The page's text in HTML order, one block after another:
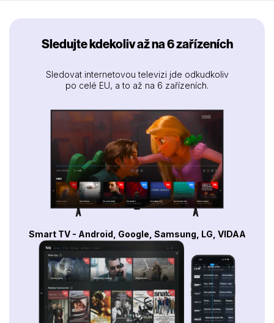
Sledujte kdekoliv až na 6 zařízeních
Sledovat internetovou televizi jde odkudkoliv
po celé EU, a to až na 6 zařízeních.
Smart TV - Android, Google, Samsung, LG, VIDAA